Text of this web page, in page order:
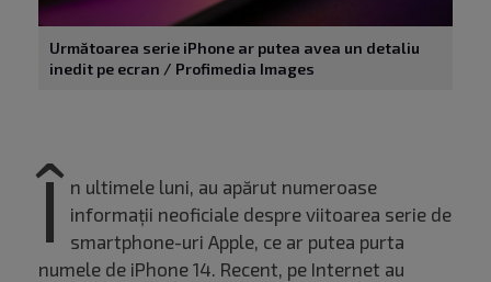
Următoarea serie iPhone ar putea avea un detaliu
inedit pe ecran / Profimedia Images
Î n ultimele luni, au apărut numeroase
informații neoficiale despre viitoarea serie de
smartphone-uri Apple, ce ar putea purta
numele de iPhone 14. Recent, pe Internet au